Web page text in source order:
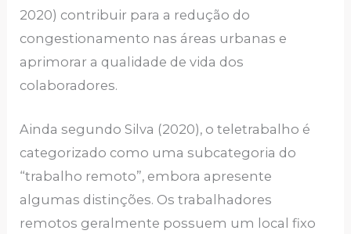
2020) contribuir para a redução do
congestionamento nas áreas urbanas e
aprimorar a qualidade de vida dos
colaboradores.
Ainda segundo Silva (2020), o teletrabalho é
categorizado como uma subcategoria do
“trabalho remoto”, embora apresente
algumas distinções. Os trabalhadores
remotos geralmente possuem um local fixo